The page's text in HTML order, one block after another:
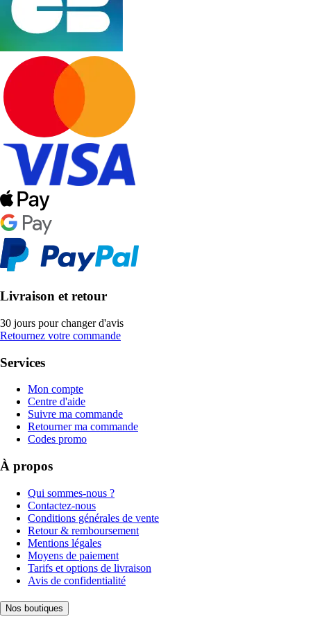
Livraison et retour
30 jours pour changer d'avis
Retournez votre commande
Services
Mon compte
Centre d'aide
Suivre ma commande
Retourner ma commande
Codes promo
À propos
Qui sommes-nous ?
Contactez-nous
Conditions générales de vente
Retour & remboursement
Mentions légales
Moyens de paiement
Tarifs et options de livraison
Avis de confidentialité
Nos boutiques